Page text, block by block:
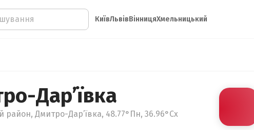
КиївЛьвівВінницяХмельницький
Дар’ївка
Дмитро-Дар’ївка, 48.77°Пн, 36.96°Сх